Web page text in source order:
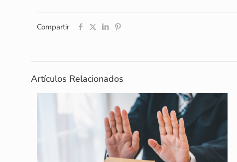
Compartir
Artículos Relacionados